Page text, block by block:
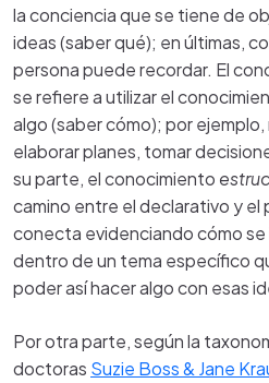
la conciencia que se tiene de
ideas (saber qué); en últimas,
persona puede recordar. El
se refiere a utilizar el
algo (saber cómo); por
elaborar planes, tomar
su parte, el conocimiento
camino entre el declarativo y el
conecta evidenciando cómo se
dentro de un tema específico
poder así hacer algo con esas
Por otra parte, según la
doctoras Suzie Boss & Jane